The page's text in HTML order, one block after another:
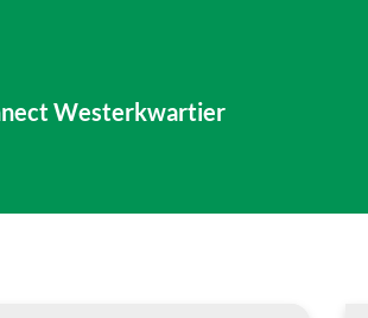
Westerkwartier